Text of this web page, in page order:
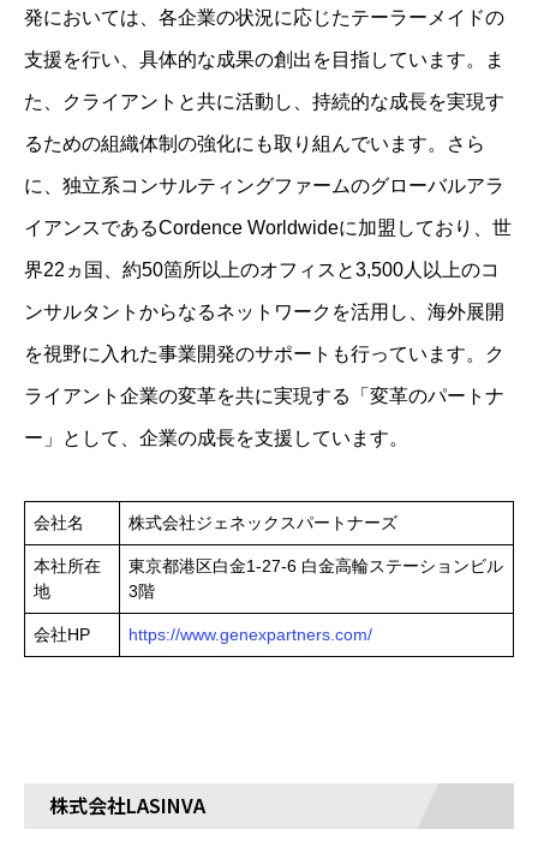
発においては、各企業の状況に応じたテーラーメイドの
支援を行い、具体的な成果の創出を目指しています。​ま
た、クライアントと共に活動し、持続的な成長を実現す
るための組織体制の強化にも取り組んでいます。​さら
に、独立系コンサルティングファームのグローバルアラ
イアンスであるCordence Worldwideに加盟しており、世
界22ヵ国、約50箇所以上のオフィスと3,500人以上のコ
ンサルタントからなるネットワークを活用し、海外展開
を視野に入れた事業開発のサポートも行っています。​ク
ライアント企業の変革を共に実現する「変革のパートナ
ー」として、企業の成長を支援しています。​
会社名 株式会社ジェネックスパートナーズ
本社所在
地
東京都港区白金1-27-6 白金高輪ステーションビル
3階
会社HP https://www.genexpartners.com/
株式会社LASINVA